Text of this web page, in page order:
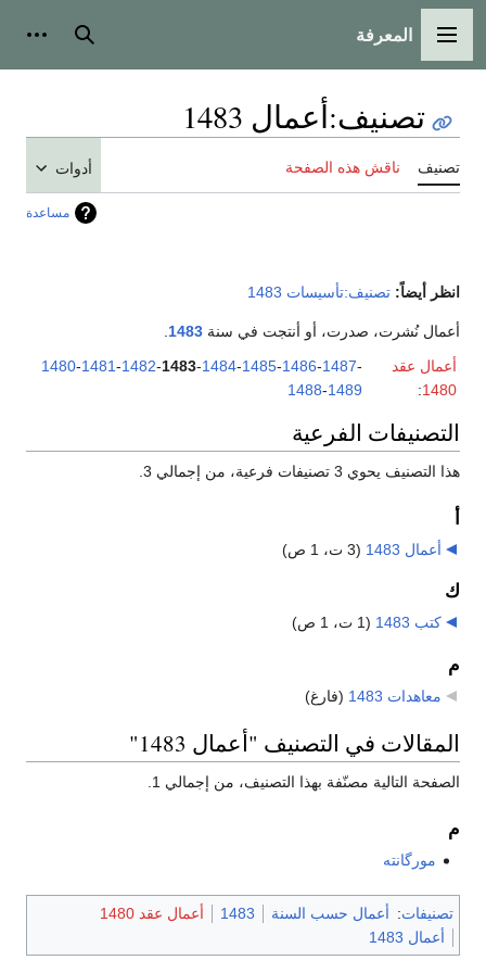
القائمة الرئيسية
المعرفة بحث
تصنيف:أعمال 1483
تصنيف ناقش هذه الصفحة أدوات
مساعدة
انظر أيضاً: تصنيف:تأسيسات 1483
أعمال نُشرت، صدرت، أو أنتجت في سنة 1483
أعمال عقد
1480
:
1480-1481-1482-1483-1484-1485-1486-1487-
1488-1489
التصنيفات الفرعية
هذا التصنيف يحوي 3 تصنيفات فرعية، من إجمالي 3.
أعمال 1483 (3 ت، 1 ص)
ك
كتب 1483 (1 ت، 1 ص)
م
معاهدات 1483 (فارغ)
المقالات في التصنيف "أعمال 1483"
الصفحة التالية مصنّفة بهذا التصنيف، من إجمالي 1.
م
مورگانته
تصنيفات: أعمال حسب السنة 1483
أعمال عقد 1480
أعمال 1483